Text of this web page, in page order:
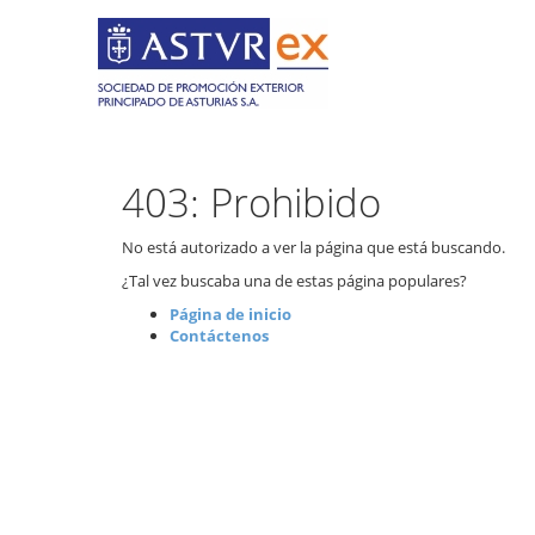
403: Prohibido
No está autorizado a ver la página que está buscando.
¿Tal vez buscaba una de estas página populares?
Página de inicio
Contáctenos